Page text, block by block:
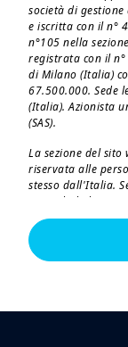
24/06/
I
società di
e iscritta con il n°
n°105 nella
registrata con il
di Milano (Italia)
67.500.000. Sede
(Italia). Azionista
(SAS).
La sezione del sito
riservata alle
stesso dall'Italia.
Amundi
connettervi a tale
L'accesso, la
implicano
contenuto del